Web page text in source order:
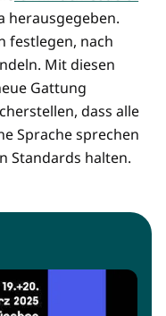
herausgegeben.
festlegen, nach
Mit diesen
Gattung
dass alle
Sprache sprechen
Standards halten.